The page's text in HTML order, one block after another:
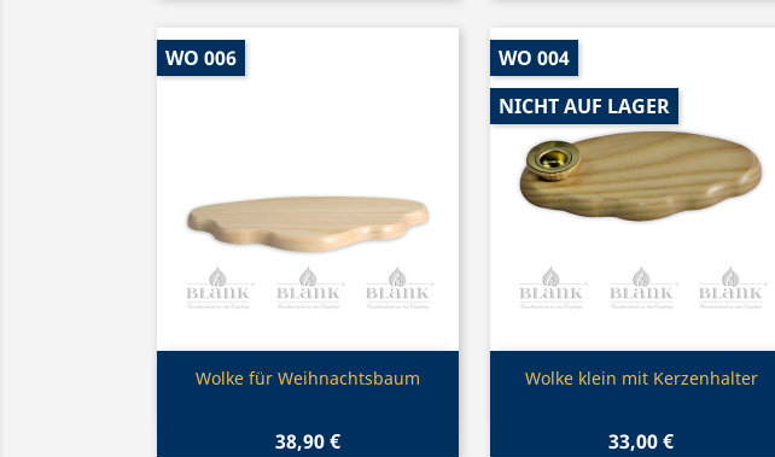
Vorschau
Wolke für Weihnachtsbaum
38,90 €
WO 006
Vorschau
Wolke klein mit Kerzenhalter
33,00 €
WO 004
NICHT AUF LAGER